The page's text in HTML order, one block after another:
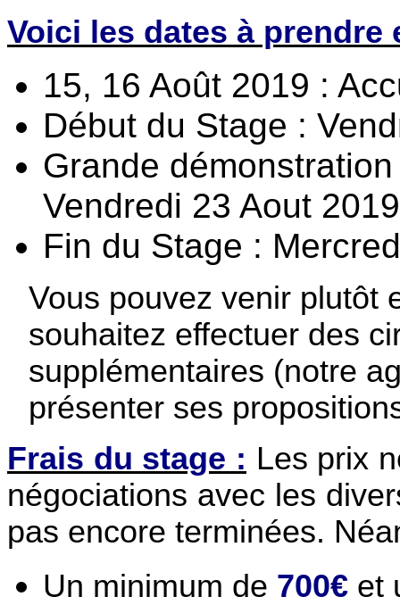
Voici les dates à
15, 16 Août 2019 :
Début du Stage :
Grande
Vendredi 23 Aout
Fin du Stage :
Vous pouvez venir plutôt
souhaitez effectuer des
supplémentaires (notre
présenter ses
Frais du stage : Les prix
négociations avec les
pas encore terminées.
Un minimum de 700€ et